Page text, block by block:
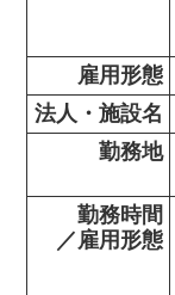
雇用形態
法人・施設名
勤務地
勤務時間
／雇用形態